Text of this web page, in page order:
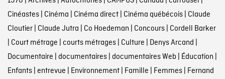
Cinéastes| Cinéma | Cinéma direct| Cinéma québécois| Claude
Cloutier| Claude Jutra | Co Hoedeman | Concours| Cordell Barker
| Court métrage | courts métrages| Culture | Denys Arcand |
Documentaire | documentaires| documentaires Web | Éducation |
Enfants| entrevue | Environnement| Famille | Femmes| Fernand